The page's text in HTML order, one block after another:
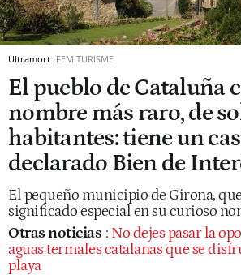
Ultramort FEM TURISME
El pueblo de Cataluña
nombre más raro, de
habitantes: tiene un
declarado Bien de
El pequeño municipio de Girona,
significado especial en su curioso
Otras noticias : No dejes pasar la
aguas termales catalanas que se
playa